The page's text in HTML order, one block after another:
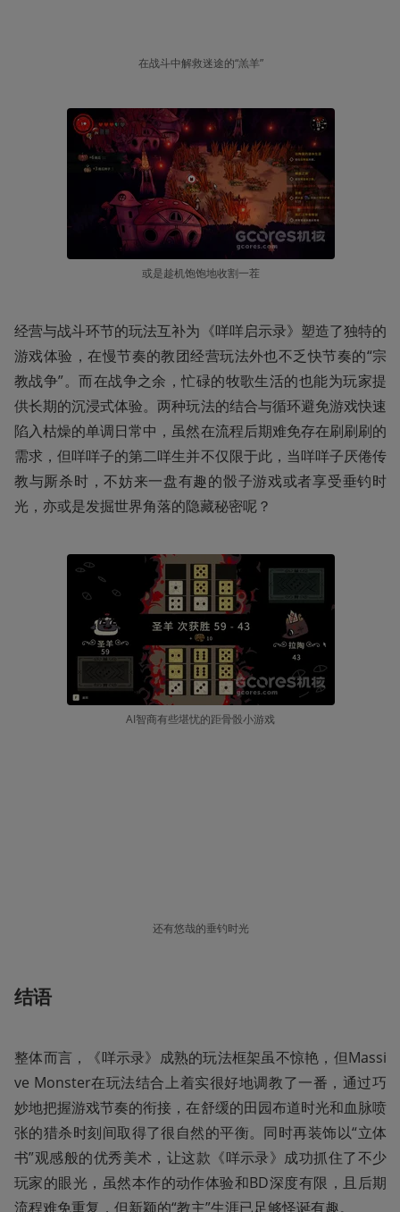
在战斗中解救迷途的“羔羊”
或是趁机饱饱地收割一茬
经营与战斗环节的玩法互补为《咩咩启示录》塑造了独特的
游戏体验，在慢节奏的教团经营玩法外也不乏快节奏的“宗
教战争”。而在战争之余，忙碌的牧歌生活的也能为玩家提
供长期的沉浸式体验。两种玩法的结合与循环避免游戏快速
陷入枯燥的单调日常中，虽然在流程后期难免存在刷刷刷的
需求，但咩咩子的第二咩生并不仅限于此，当咩咩子厌倦传
教与厮杀时，不妨来一盘有趣的骰子游戏或者享受垂钓时
光，亦或是发掘世界角落的隐藏秘密呢？
AI智商有些堪忧的距骨骰小游戏
还有悠哉的垂钓时光
结语
整体而言，《咩示录》成熟的玩法框架虽不惊艳，但Massi
ve Monster在玩法结合上着实很好地调教了一番，通过巧
妙地把握游戏节奏的衔接，在舒缓的田园布道时光和血脉喷
张的猎杀时刻间取得了很自然的平衡。同时再装饰以“立体
书”观感般的优秀美术，让这款《咩示录》成功抓住了不少
玩家的眼光，虽然本作的动作体验和BD深度有限，且后期
流程难免重复，但新颖的“教主”生涯已足够怪诞有趣。